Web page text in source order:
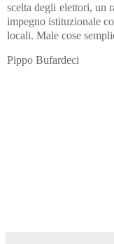
scelta degli elettori, un
impegno istituzionale
locali. Male cose
Pippo Bufardeci